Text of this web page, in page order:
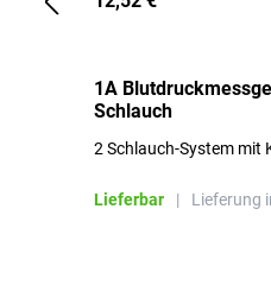
1A
Schlauch
2 Schlauch-System mit
Lieferbar | Lieferung